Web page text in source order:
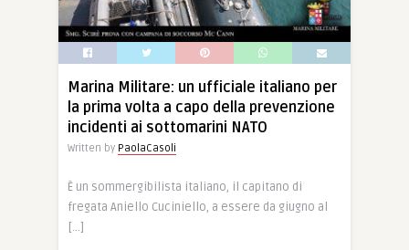
Marina Militare: un ufficiale italiano per
la prima volta a capo della prevenzione
incidenti ai sottomarini NATO
Written by PaolaCasoli
È un sommergibilista italiano, il capitano di
fregata Aniello Cuciniello, a essere da giugno al
[…]